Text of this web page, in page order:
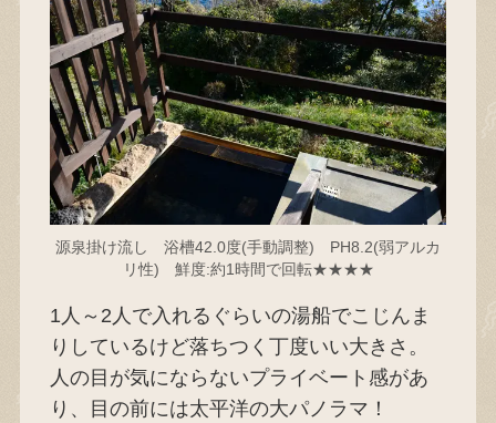
源泉掛け流し 浴槽42.0度(手動調整) PH8.2(弱アルカ
リ性) 鮮度:約1時間で回転★★★★
1人～2人で入れるぐらいの湯船でこじんま
りしているけど落ちつく丁度いい大きさ。
人の目が気にならないプライベート感があ
り、目の前には太平洋の大パノラマ！